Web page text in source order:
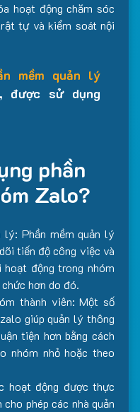
hoạt động chăm sóc
tự và kiểm soát nội
mềm quản lý
được sử dụng
phần
Zalo?
Phần mềm quản lý
tiến độ công việc và
động trong nhóm
hơn do đó.
thành viên: Một số
giúp quản lý thông
tiện hơn bằng cách
nhóm nhỏ hoặc theo
hoạt động được thực
phép các nhà quản